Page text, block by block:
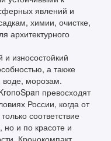
явлений и
химии, очистке,
архитектурного
износостойкий
а также
воде, морозам.
превосходят
России, когда от
соответствие
но и по красоте и
Кронокомпакт